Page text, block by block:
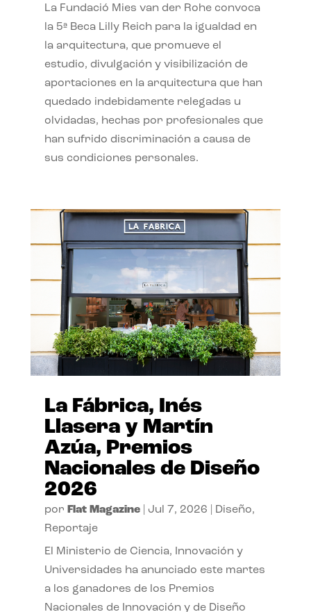
La Fundació Mies van der Rohe convoca
la 5ª Beca Lilly Reich para la igualdad en
la arquitectura, que promueve el
estudio, divulgación y visibilización de
aportaciones en la arquitectura que han
quedado indebidamente relegadas u
olvidadas, hechas por profesionales que
han sufrido discriminación a causa de
sus condiciones personales.
La Fábrica, Inés
Llasera y Martín
Azúa, Premios
Nacionales de Diseño
2026
por Flat Magazine| Jul 7, 2026 Diseño,
Reportaje
El Ministerio de Ciencia, Innovación y
Universidades ha anunciado este martes
a los ganadores de los Premios
Nacionales de Innovación y de Diseño